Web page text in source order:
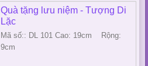
Quà tặng lưu niệm - Tượng Di
Lặc
Mã số:: DL 101 Cao: 19cm Rộng:
9cm